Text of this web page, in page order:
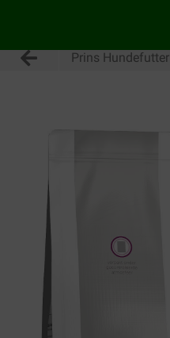
Prins Hundefutter